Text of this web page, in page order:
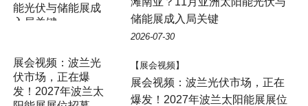
储能展成入局关键
2026-07-30
【展会视频】
展会视频：波兰光伏市场，正在
爆发！2027年波兰太阳能展展位